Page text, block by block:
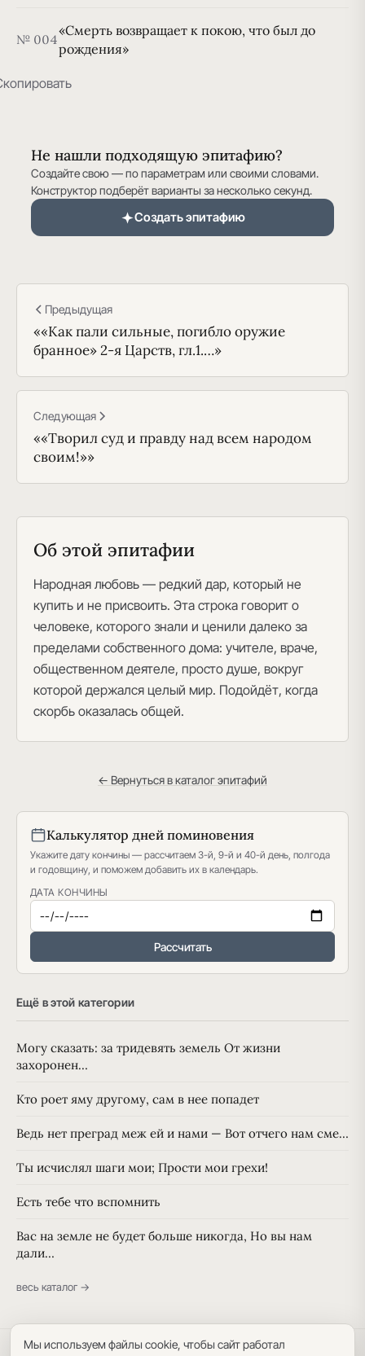
№ 004
«Смерть возвращает к покою, что был до
рождения»
Не нашли подходящую эпитафию?
Создайте свою — по параметрам или своими словами.
Конструктор подберёт варианты за несколько секунд.
Создать эпитафию
Предыдущая
««Как пали сильные, погибло оружие
бранное» 2-я Царств, гл.1.…»
Следующая
««Творил суд и правду над всем народом
своим!»»
Об этой эпитафии
Народная любовь — редкий дар, который не
купить и не присвоить. Эта строка говорит о
человеке, которого знали и ценили далеко за
пределами собственного дома: учителе, враче,
общественном деятеле, просто душе, вокруг
которой держался целый мир. Подойдёт, когда
скорбь оказалась общей.
← Вернуться в каталог эпитафий
Калькулятор дней поминовения
Укажите дату кончины — рассчитаем 3-й, 9-й и 40-й день, полгода
и годовщину, и поможем добавить их в календарь.
ДАТА КОНЧИНЫ
Рассчитать
Ещё в этой категории
Могу сказать: за тридевять земель От жизни
захоронен…
Кто роет яму другому, сам в нее попадет
Ведь нет преград меж ей и нами — Вот отчего нам сме…
Ты исчислял шаги мои; Прости мои грехи!
Есть тебе что вспомнить
Вас на земле не будет больше никогда, Но вы нам
дали…
весь каталог →
Политика конфиденциальности Пользовательское соглашение
Мы используем файлы cookie, чтобы сайт работал